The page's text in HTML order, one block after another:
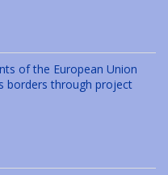
of the European Union
borders through project